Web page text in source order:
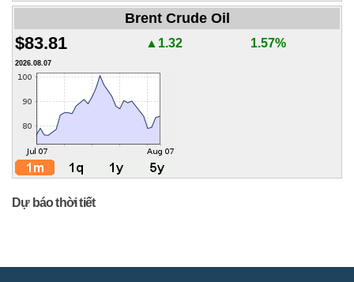
Brent Crude Oil
$83.81 ▲1.32 1.57%
2026.08.07
Dự báo thời tiết